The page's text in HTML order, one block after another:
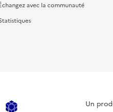
avec la communauté
Un